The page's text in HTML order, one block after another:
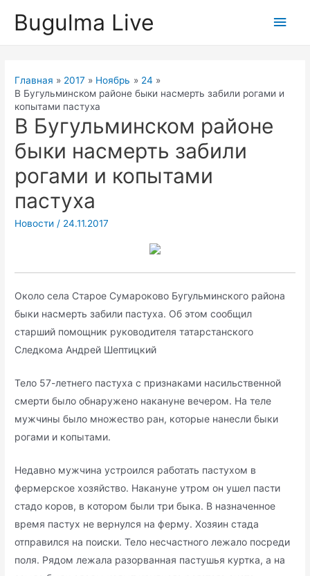
Bugulma Live
Главная 2017 Ноябрь
24
В Бугульминском районе быки насмерть забили рогами и
копытами пастуха
В Бугульминском районе
быки насмерть забили
рогами и копытами
пастуха
Новости / 24.11.2017
Около села Старое Сумароково Бугульминского района
быки насмерть забили пастуха. Об этом сообщил
старший помощник руководителя татарстанского
Следкома Андрей Шептицкий
Тело 57-летнего пастуха с признаками насильственной
смерти было обнаружено накануне вечером. На теле
мужчины было множество ран, которые нанесли быки
рогами и копытами.
Недавно мужчина устроился работать пастухом в
фермерское хозяйство. Накануне утром он ушел пасти
стадо коров, в котором были три быка. В назначенное
время пастух не вернулся на ферму. Хозяин стада
отправился на поиски. Тело несчастного лежало посреди
поля. Рядом лежала разорванная пастушья куртка, а на